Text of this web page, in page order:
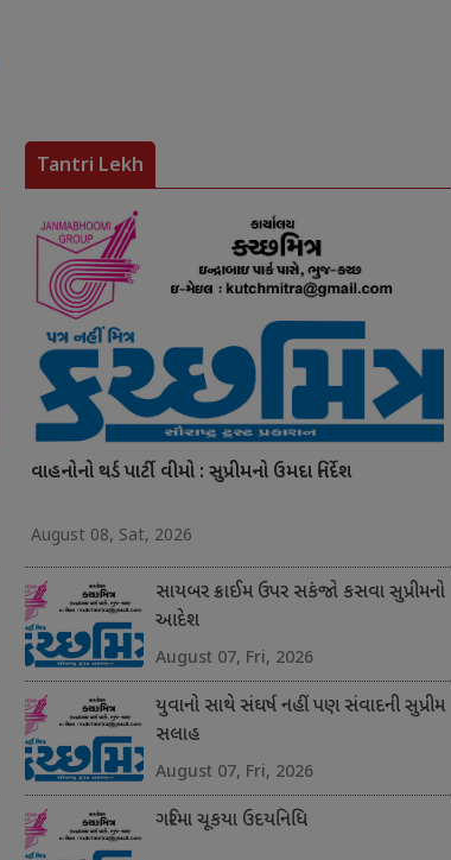
Tantri Lekh
વાહનોનો થર્ડ પાર્ટી વીમો : સુપ્રીમનો ઉમદા નિર્દેશ
August 08, Sat, 2026
સાયબર ક્રાઈમ ઉપર સકંજો કસવા સુપ્રીમનો
આદેશ
August 07, Fri, 2026
યુવાનો સાથે સંઘર્ષ નહીં પણ સંવાદની સુપ્રીમ
સલાહ
August 07, Fri, 2026
ગરિમા ચૂકયા ઉદયનિધિ